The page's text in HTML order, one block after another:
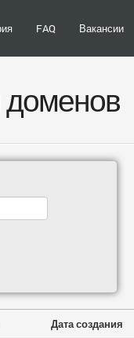
FAQ Вакансии
Дата создания